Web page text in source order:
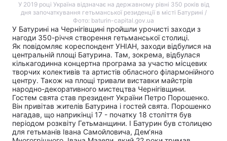
У 2019 році Україна відзначає на державному рівні 350 років від
дня започаткування гетьманської резиденції в місті Батурині /
Фото: baturin-capital.gov.ua
У Батурині на Чернігівщині пройшли урочисті заходи з
нагоди 350-річчя створення гетьманської столиці.
Як повідомляє кореспондент УНІАН, заходи відбулися на
центральній площі Батурина. Там, зокрема, відбулася
кількагодинна концертна програма за участю місцевих
творчих колективів та артистів обласного філармонійного
центру. Також на площі тривали виставки майстрів
народно-декоративного мистецтва Чернігівщини.
Гостем свята став президент України Петро Порошенко.
Він привітав жителів Батурина і гостей свята. Порошенко
нагадав, що наприкінці 17 - початку 18 століття був
періодом розквіту Гетьманщини. І Батурин був столицею
для гетьманів Івана Самойловича, Дем‘яна